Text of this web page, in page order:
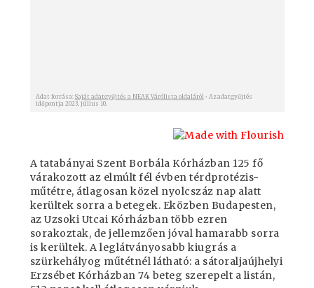
A tatabányai Szent Borbála Kórházban 125 fő
várakozott az elmúlt fél évben térdprotézis-
műtétre, átlagosan közel nyolcszáz nap alatt
kerültek sorra a betegek. Eközben Budapesten,
az Uzsoki Utcai Kórházban több ezren
sorakoztak, de jellemzően jóval hamarabb sorra
is kerültek. A leglátványosabb kiugrás a
szürkehályog műtétnél látható: a sátoraljaújhelyi
Erzsébet Kórházban 74 beteg szerepelt a listán,